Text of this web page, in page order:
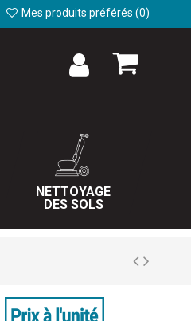
Mes produits préférés (0)
NETTOYAGE
DES SOLS